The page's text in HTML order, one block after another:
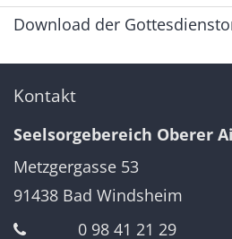
Download der
Kontakt
Seelsorgebereich Oberer
Metzgergasse 53
91438 Bad Windsheim
0 98 41 21 29